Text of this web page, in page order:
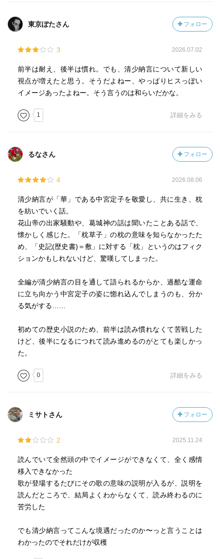
東京ぽたさん フォロー
3 2026.07.02
前半は耐え、後半は慣れ。でも、清少納言について新しい
視点が増えたと思う。そうだよねー、やっぱりヒスっぽい
イメージあったよねー。そう言うのは和らいだかな。
1 詳細をみる
るなさん フォロー
4 2026.08.06
清少納言が「華」である中宮定子を敬愛し、共に生き、枕
を紡いでいく話。
花山帝の出家騒動や、葛城神の話は聞いたことある話で、
懐かしく感じた。「枕草子」の枕の意味を知らなかったた
め、「史記(歴史書)＝敷」に対する「枕」というのはフィク
ションかもしれないけど、驚嘆してしまった。
全編が清少納言の目を通して語られるからか、過酷な運命
に立ち向かう中宮定子の姿に惚れ込んでしまうのも、分か
る気がする……
初めての歴史小説のため、前半は読み慣れなくて苦戦した
けど、後半になるにつれて読み進めるのがとても楽しかっ
た。
0 詳細をみる
ミサトさん フォロー
2 2025.11.24
読んでいて全然頭の中でイメージができなくて、全く感情
移入できなかった
歌が登場するたびにその歌の意味の説明が入るが、説明を
読んだところで、結局よくわからなくて、読み終わるのに
苦労した
でも清少納言ってこんな境遇だったのか〜っと言うことは
わかったのでそれだけが収穫